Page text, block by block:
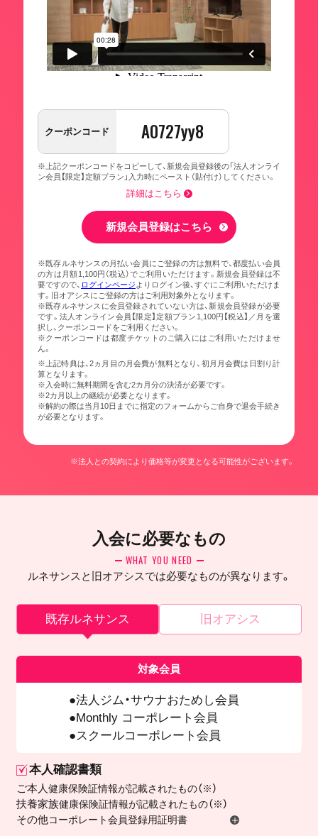
クーポンコード A0727yy8
※上記クーポンコードをコピーして、新規会員登録後の「法人オンライ
ン会員【限定】定額プラン」入力時にペースト（貼付け）してください。
詳細はこちら
新規会員登録はこちら
※既存ルネサンスの月払い会員にご登録の方は無料で、都度払い会員
の方は月額1,100円（税込）でご利用いただけます。新規会員登録は不
要ですので、 ログインページ よりログイン後、すぐにご利用いただけま
す。旧オアシスにご登録の方はご利用対象外となります。
※既存ルネサンスに会員登録されていない方は、新規会員登録が必要
です。法人オンライン会員【限定】定額プラン1,100円【税込】／月を選
択し、クーポンコードをご利用ください。
※クーポンコードは都度チケットのご購入にはご利用いただけませ
ん。
※上記特典は、2ヵ月目の月会費が無料となり、初月月会費は日割り計
算となります。
※入会時に無料期間を含む2カ月分の決済が必要です。
※2カ月以上の継続が必要となります。
※解約の際は当月10日までに指定のフォームからご自身で退会手続き
が必要となります。
※法人との契約により価格等が変更となる可能性がございます。
入会に必要なもの
WHAT YOU NEED
ルネサンスと旧オアシスでは必要なものが異なります。
既存ルネサンス 旧オアシス
対象会員
法人ジム・サウナおためし会員
Monthly コーポレート会員
スクールコーポレート会員
本人確認書類
ご本人健康保険証情報が記載されたもの（※）
扶養家族健康保険証情報が記載されたもの（※）
その他コーポレート会員登録用証明書